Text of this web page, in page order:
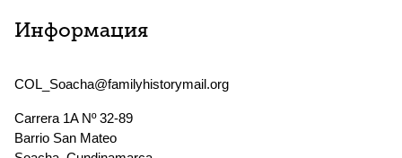
Информация
COL_Soacha@familyhistorymail.org
Carrera 1A Nº 32-89
Barrio San Mateo